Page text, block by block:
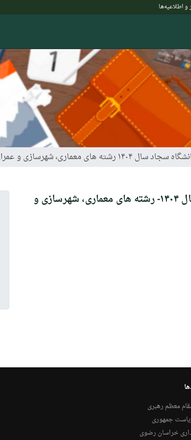
و‌ اطلاعیه‌ها
معماری، شهرسازی و عمران
لیست قبولی ارشد دانشجویان دانشگاه سجاد- سال ۱۴۰۴- رشته های معماری، شهرسازی و
معظم رهبری
جمهوری
خراسان رضوی